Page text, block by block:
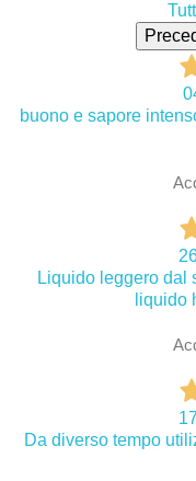
buono e sapore
Liquido leggero dal
liquido
Da diverso tempo